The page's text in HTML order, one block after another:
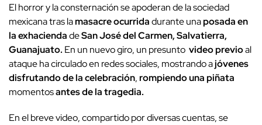
El horror y la consternación se apoderan de la sociedad
mexicana tras lamasacre ocurridadurante unaposada en
la exhaciendadeSan José del Carmen, Salvatierra,
Guanajuato. En un nuevo giro, un presunto video previoal
ataque ha circulado en redes sociales, mostrando ajóvenes
disfrutando de la celebración,rompiendo una piñata
momentosantes de la tragedia.
En el breve video, compartido por diversas cuentas, se